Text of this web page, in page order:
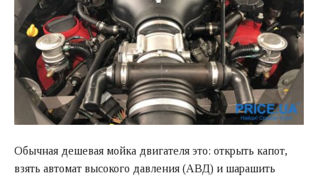
Обычная дешевая мойка двигателя это: открыть капот,
взять автомат высокого давления (АВД) и шарашить